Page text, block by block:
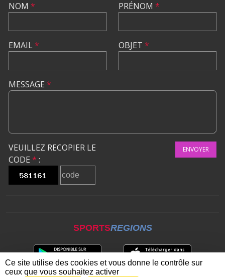
NOM *
EMAIL*
PRÉNOM *
OBJET *
MESSAGE *
VEUILLEZ RECOPIER LE
CODE * :
ENVOYER
SPORTSREGIONS
Ce site utilise des cookies et vous donne le contrôle sur
ceux que vous souhaitez activer